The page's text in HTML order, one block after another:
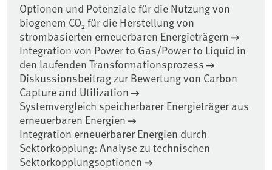
Optionen und Potenziale für die Nutzung von
biogenem CO₂ für die Herstellung von
strombasierten erneuerbaren Energieträgern
Integration von Power to Gas/Power to Liquid in
den laufenden Transformationsprozess
Diskussionsbeitrag zur Bewertung von Carbon
Capture and Utilization
Systemvergleich speicherbarer Energieträger aus
erneuerbaren Energien
Integration erneuerbarer Energien durch
Sektorkopplung: Analyse zu technischen
Sektorkopplungsoptionen